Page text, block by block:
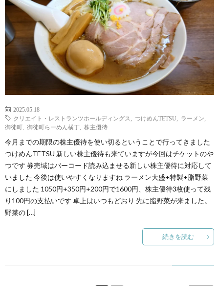
2025.05.18
クリエイト・レストランツホールディングス
つけめんTETSU ラーメン
御徒町
御徒町らーめん横丁 株主優待
今月までの期限の株主優待を使い切るということで行ってきました
つけめんTETSU 新しい株主優待も来ていますが今回はチケットのや
つです 券売域はバーコード読み込ませる新しい株主優待に対応して
いました 今後は使いやすくなりますね ラーメン大盛+特製+脂野菜
にしました 1050円+350円+200円で1600円、株主優待3枚使って残
り100円の支払いです 卓上はいつもどおり 先に脂野菜が来ました。
野菜の […]
続きを読む